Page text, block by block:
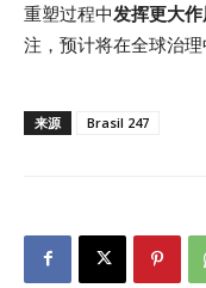
重塑过程中发挥更大作
注，预计将在全球治
来源 Brasil 247